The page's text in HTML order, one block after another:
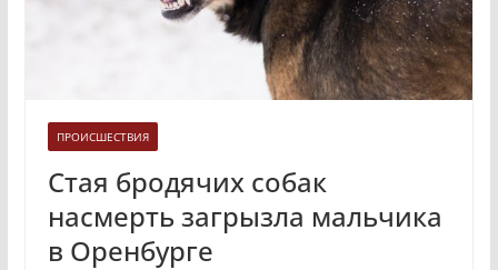
ПРОИСШЕСТВИЯ
Стая бродячих собак
насмерть загрызла мальчика
в Оренбурге